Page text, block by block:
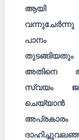
ആയി
പാനം
അതിനെ
സ്വയം
ചെയ്യാൻ
അപ്രകാരം